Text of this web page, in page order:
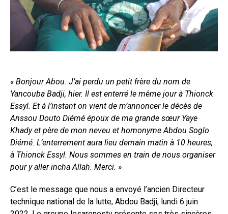
« Bonjour Abou. J’ai perdu un petit frère du nom de
Yancouba Badji, hier. Il est enterré le même jour à Thionck
Essyl. Et à l’instant on vient de m’annoncer le décès de
Anssou Douto Diémé époux de ma grande sœur Yaye
Khady et père de mon neveu et homonyme Abdou Soglo
Diémé. L’enterrement aura lieu demain matin à 10 heures,
à Thionck Essyl. Nous sommes en train de nous organiser
pour y aller incha Allah. Merci. »
C’est le message que nous a envoyé l’ancien Directeur
technique national de la lutte, Abdou Badji, lundi 6 juin